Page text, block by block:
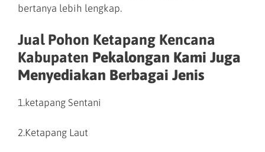
bertanya lebih lengkap.
Jual Pohon Ketapang Kencana
Kabupaten Pekalongan Kami Juga
Menyediakan Berbagai Jenis
1.ketapang Sentani
2.Ketapang Laut